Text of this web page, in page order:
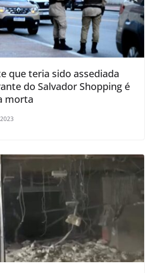
que teria sido assediada
do Salvador Shopping é
morta